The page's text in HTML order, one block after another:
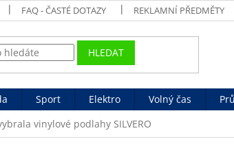
FAQ - ČASTÉ DOTAZY REKLAMNÍ PŘEDMĚTY
HLEDAT
Sport Elektro Volný čas
vinylové podlahy SILVERO